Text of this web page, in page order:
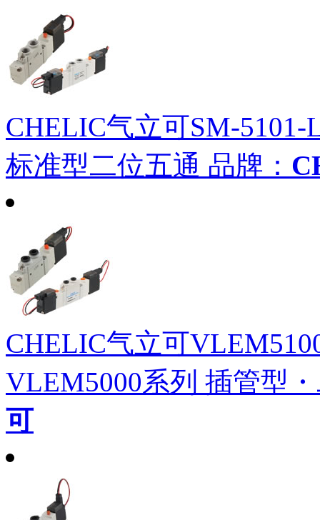
CHELIC气立可SM-5101-
标准型二位五通 品牌：
CHELIC气立可
VLEM5000系列 插管型
可